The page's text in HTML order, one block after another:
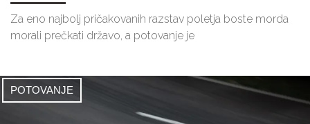
Za eno najbolj pričakovanih razstav poletja boste morda
morali prečkati državo, a potovanje je
POTOVANJE